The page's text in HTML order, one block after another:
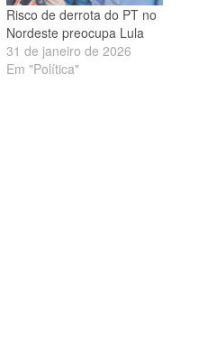
Risco de derrota do PT no
Nordeste preocupa Lula
31 de janeiro de 2026
Em "Política"